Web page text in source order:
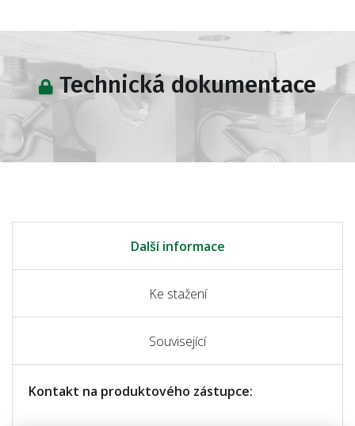
Technická dokumentace
Další informace
Ke stažení
Související
Kontakt na produktového zástupce: